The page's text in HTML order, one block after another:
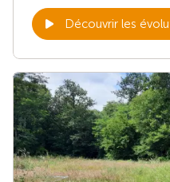
Découvrir les